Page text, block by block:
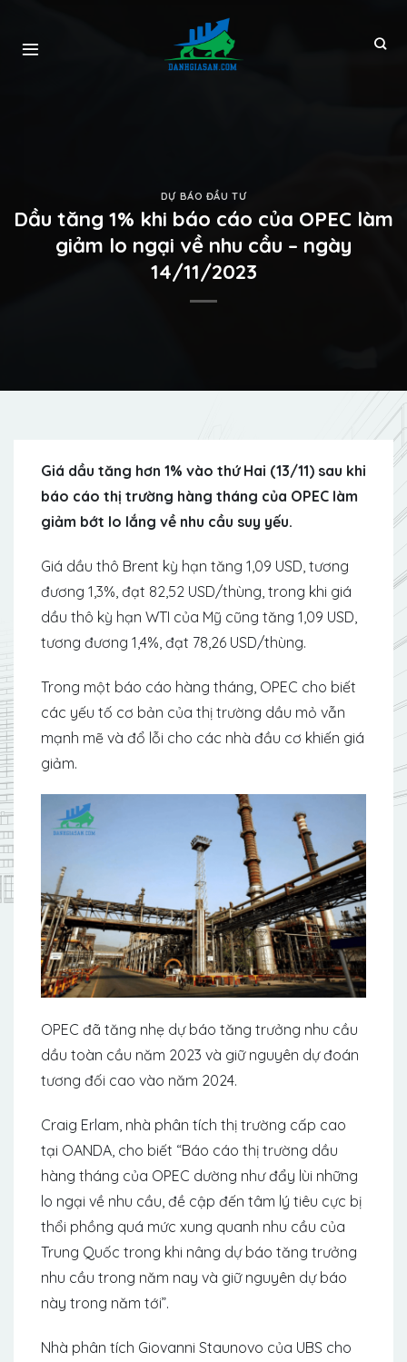
DỰ BÁO ĐẦU TƯ
Dầu tăng 1% khi báo cáo của OPEC làm
giảm lo ngại về nhu cầu – ngày
14/11/2023
Giá dầu tăng hơn 1% vào thứ Hai (13/11) sau khi
báo cáo thị trường hàng tháng của OPEC làm
giảm bớt lo lắng về nhu cầu suy yếu.
Giá dầu thô Brent kỳ hạn tăng 1,09 USD, tương
đương 1,3%, đạt 82,52 USD/thùng, trong khi giá
dầu thô kỳ hạn WTI của Mỹ cũng tăng 1,09 USD,
tương đương 1,4%, đạt 78,26 USD/thùng.
Trong một báo cáo hàng tháng, OPEC cho biết
các yếu tố cơ bản của thị trường dầu mỏ vẫn
mạnh mẽ và đổ lỗi cho các nhà đầu cơ khiến giá
giảm.
OPEC đã tăng nhẹ dự báo tăng trưởng nhu cầu
dầu toàn cầu năm 2023 và giữ nguyên dự đoán
tương đối cao vào năm 2024.
Craig Erlam, nhà phân tích thị trường cấp cao
tại OANDA, cho biết “Báo cáo thị trường dầu
hàng tháng của OPEC dường như đẩy lùi những
lo ngại về nhu cầu, đề cập đến tâm lý tiêu cực bị
thổi phồng quá mức xung quanh nhu cầu của
Trung Quốc trong khi nâng dự báo tăng trưởng
nhu cầu trong năm nay và giữ nguyên dự báo
này trong năm tới”.
Nhà phân tích Giovanni Staunovo của UBS cho